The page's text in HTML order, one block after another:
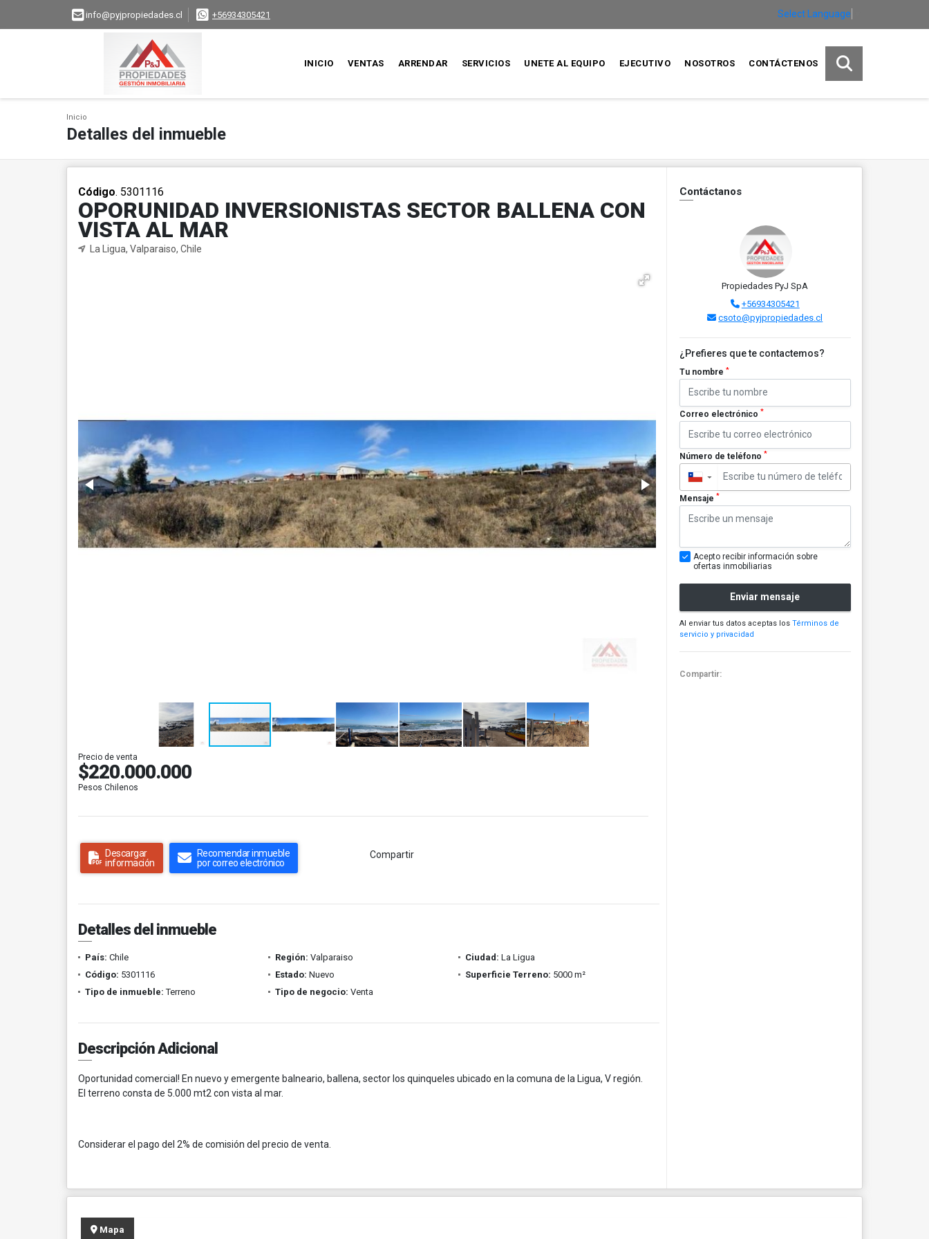
info@pyjpropiedades.cl +56934305421 Select Language
INICIO VENTAS ARRENDAR SERVICIOS UNETE AL EQUIPO EJECUTIVO NOSOTROS CONTÁCTENOS
Inicio
Detalles del inmueble
Código. 5301116
OPORUNIDAD INVERSIONISTAS SECTOR BALLENA CON
VISTA AL MAR
La Ligua, Valparaiso, Chile
Precio de venta
$220.000.000
Pesos Chilenos
Descargar
información
Recomendar inmueble
por correo electrónico
Compartir
Detalles del inmueble
País: Chile Región: Valparaiso Ciudad: La Ligua
Código: 5301116 Estado: Nuevo Superficie Terreno: 5000 m²
Tipo de inmueble: Terreno Tipo de negocio: Venta
Descripción Adicional
Oportunidad comercial! En nuevo y emergente balneario, ballena, sector los quinqueles ubicado en la comuna de la Ligua, V región.
El terreno consta de 5.000 mt2 con vista al mar.
Considerar el pago del 2% de comisión del precio de venta.
Contáctanos
Propiedades PyJ SpA
+56934305421
csoto@pyjpropiedades.cl
¿Prefieres que te contactemos?
Tu nombre *
Correo electrónico *
Número de teléfono *
▼
Mensaje *
Acepto recibir información sobre
ofertas inmobiliarias
Enviar mensaje
Al enviar tus datos aceptas los Términos de
servicio y privacidad
Compartir:
Mapa